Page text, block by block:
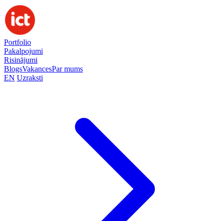
Portfolio
Pakalpojumi
Risinājumi
BlogsVakancesPar mums
EN Uzraksti